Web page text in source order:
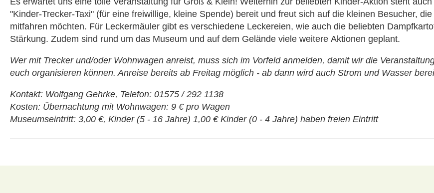
"Kinder-Trecker-Taxi" (für eine freiwillige, kleine Spende) bereit und freut sich auf die kleinen Besucher,
mitfahren möchten. Für Leckermäuler gibt es verschiedene Leckereien, wie auch die beliebten
Stärkung. Zudem sind rund um das Museum und auf dem Gelände viele weitere Aktionen geplant.
Wer mit Trecker und/oder Wohnwagen anreist, muss sich im Vorfeld anmelden, damit wir die
euch organisieren können. Anreise bereits ab Freitag möglich - ab dann wird auch Strom und Wasser
Kontakt: Wolfgang Gehrke, Telefon: 01575 / 292 1138
Kosten: Übernachtung mit Wohnwagen: 9 € pro Wagen
Museumseintritt: 3,00 €, Kinder (5 - 16 Jahre) 1,00 € Kinder (0 - 4 Jahre) haben freien Eintritt